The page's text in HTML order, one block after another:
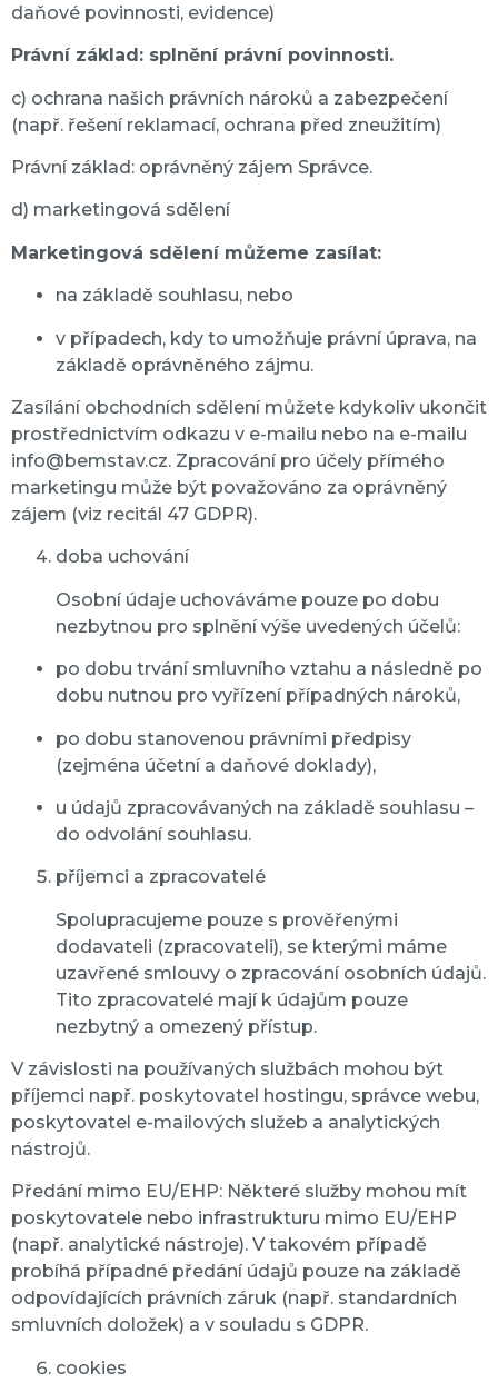
daňové povinnosti, evidence)
Právní základ: splnění právní povinnosti.
c) ochrana našich právních nároků a zabezpečení
(např. řešení reklamací, ochrana před zneužitím)
Právní základ: oprávněný zájem Správce.
d) marketingová sdělení
Marketingová sdělení můžeme zasílat:
na základě souhlasu, nebo
v případech, kdy to umožňuje právní úprava, na
základě oprávněného zájmu.
Zasílání obchodních sdělení můžete kdykoliv ukončit
prostřednictvím odkazu v e-mailu nebo na e-mailu
info@bemstav.cz. Zpracování pro účely přímého
marketingu může být považováno za oprávněný
zájem (viz recitál 47 GDPR).
doba uchování
Osobní údaje uchováváme pouze po dobu
nezbytnou pro splnění výše uvedených účelů:
po dobu trvání smluvního vztahu a následně po
dobu nutnou pro vyřízení případných nároků,
po dobu stanovenou právními předpisy
(zejména účetní a daňové doklady),
u údajů zpracovávaných na základě souhlasu –
do odvolání souhlasu.
příjemci a zpracovatelé
Spolupracujeme pouze s prověřenými
dodavateli (zpracovateli), se kterými máme
uzavřené smlouvy o zpracování osobních údajů.
Tito zpracovatelé mají k údajům pouze
nezbytný a omezený přístup.
V závislosti na používaných službách mohou být
příjemci např. poskytovatel hostingu, správce webu,
poskytovatel e-mailových služeb a analytických
nástrojů.
Předání mimo EU/EHP: Některé služby mohou mít
poskytovatele nebo infrastrukturu mimo EU/EHP
(např. analytické nástroje). V takovém případě
probíhá případné předání údajů pouze na základě
odpovídajících právních záruk (např. standardních
smluvních doložek) a v souladu s GDPR.
cookies